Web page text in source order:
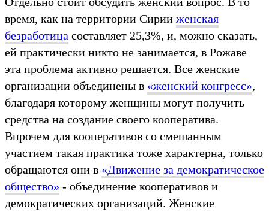
время, как на территории Сирии женская
безработица составляет 25,3%, и, можно сказать,
ей практически никто не занимается, в Рожаве
эта проблема активно решается. Все женские
организации объединены в «женский конгресс»,
благодаря которому женщины могут получить
средства на создание своего кооператива.
Впрочем для кооперативов со смешанным
участием такая практика тоже характерна, только
обращаются они в «Движение за демократическое
общество» - объединение кооперативов и
демократических организаций. Женские